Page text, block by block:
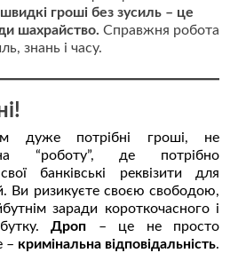
гроші без зусиль – це
шахрайство. Справжня робота
знань і часу.
дуже потрібні гроші, не
“роботу”, де потрібно
банківські реквізити для
Ви ризикуєте своєю свободою,
заради короткочасного і
Дроп – це не просто
– кримінальна відповідальність.